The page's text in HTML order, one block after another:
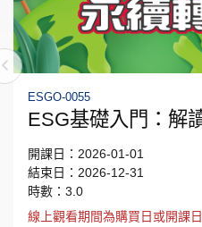
ESGO-0055
ESG基礎入門：解
開課日：2026-01-01
結束日：2026-12-31
時數：3.0
線上觀看期間為購買日或開課